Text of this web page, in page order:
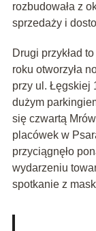
rozbudowała z
sprzedaży i
Drugi przykład to
roku otworzyła
przy ul. Łęgskiej
dużym
się czwartą
placówek w
przyciągnęło
wydarzeniu
spotkanie z